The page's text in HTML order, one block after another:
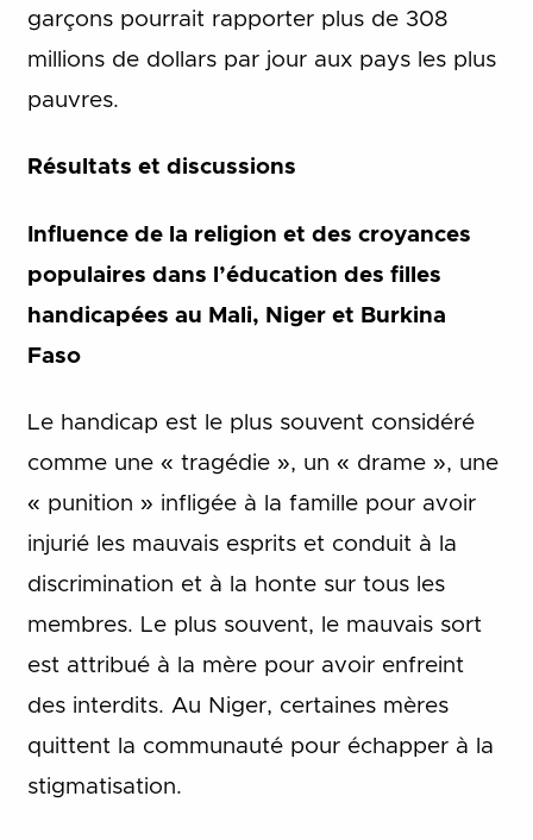
garçons pourrait rapporter plus de 308
millions de dollars par jour aux pays les plus
pauvres.
Résultats et discussions
Influence de la religion et des croyances
populaires dans l’éducation des filles
handicapées au Mali, Niger et Burkina
Faso
Le handicap est le plus souvent considéré
comme une « tragédie », un « drame », une
« punition » infligée à la famille pour avoir
injurié les mauvais esprits et conduit à la
discrimination et à la honte sur tous les
membres. Le plus souvent, le mauvais sort
est attribué à la mère pour avoir enfreint
des interdits. Au Niger, certaines mères
quittent la communauté pour échapper à la
stigmatisation.